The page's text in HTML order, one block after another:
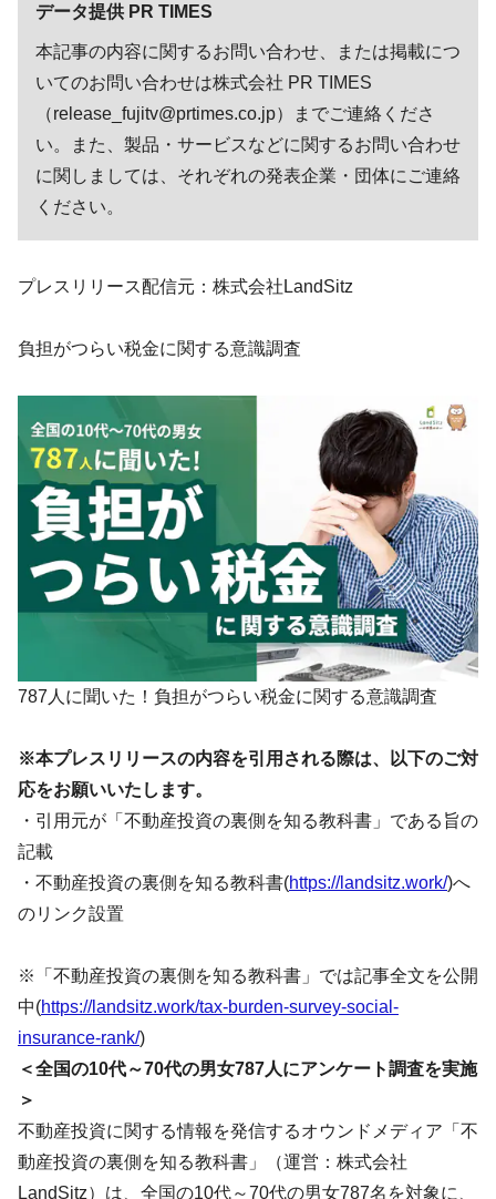
データ提供 PR TIMES
本記事の内容に関するお問い合わせ、または掲載につ
いてのお問い合わせは株式会社 PR TIMES
（release_fujitv@prtimes.co.jp）までご連絡くださ
い。また、製品・サービスなどに関するお問い合わせ
に関しましては、それぞれの発表企業・団体にご連絡
ください。
プレスリリース配信元：株式会社LandSitz
負担がつらい税金に関する意識調査
787人に聞いた！負担がつらい税金に関する意識調査
※本プレスリリースの内容を引用される際は、以下のご対
応をお願いいたします。
・引用元が「不動産投資の裏側を知る教科書」である旨の
記載
・不動産投資の裏側を知る教科書(https://landsitz.work/)へ
のリンク設置
※「不動産投資の裏側を知る教科書」では記事全文を公開
中(https://landsitz.work/tax-burden-survey-social-
insurance-rank/)
＜全国の10代～70代の男女787人にアンケート調査を実施
＞
不動産投資に関する情報を発信するオウンドメディア「不
動産投資の裏側を知る教科書」（運営：株式会社
LandSitz）は、全国の10代～70代の男女787名を対象に、